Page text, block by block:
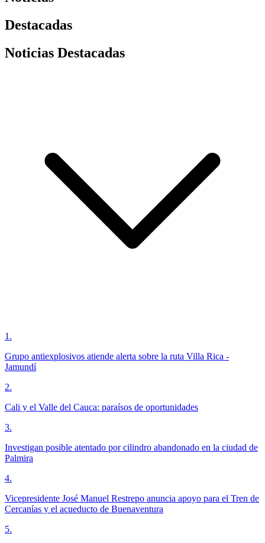
Destacadas
Noticias Destacadas
1 .
Grupo antiexplosivos atiende alerta sobre la ruta Villa Rica -
Jamundí
2.
Cali y el Valle del Cauca: paraísos de oportunidades
3.
Investigan posible atentado por cilindro abandonado en la ciudad de
Palmira
4.
Vicepresidente José Manuel Restrepo anuncia apoyo para el Tren de
Cercanías y el acueducto de Buenaventura
5.